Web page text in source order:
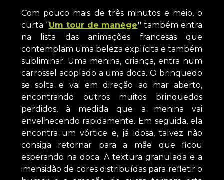
Com pouco mais de três minutos e meio, o
curta “Um tour de manège” também entra
na lista das animações francesas que
contemplam uma beleza explícita e também
subliminar. Uma menina, criança, entra num
carrossel acoplado a uma doca. O brinquedo
se solta e vai em direção ao mar aberto,
encontrando outros muitos brinquedos
perdidos, à medida que a menina vai
envelhecendo rapidamente. Em seguida, ela
encontra um vórtice e, já idosa, talvez não
consiga retornar para a mãe que ficou
esperando na doca. A textura granulada e a
imensidão de cores distribuídas para refletir o